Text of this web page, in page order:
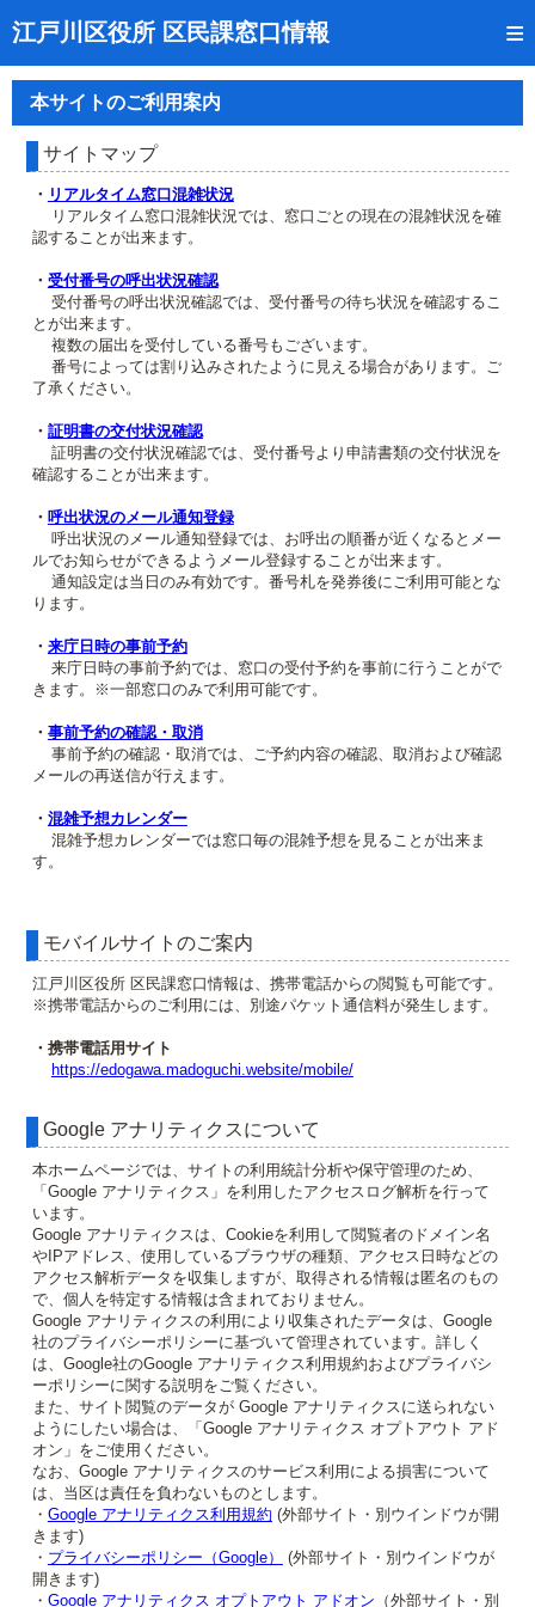
江戸川区役所 区民課窓口情報
トップページ
受付番号の呼出状況確認
証明書の交付状況確認
呼出状況のメール通知登録
来庁日時の事前予約
事前予約の確認・取消
混雑予想カレンダー
本サイトのご利用案内
本サイトのご利用案内
サイトマップ
・ リアルタイム窓口混雑状況
リアルタイム窓口混雑状況では、窓口ごとの現在の混雑状況を確
認することが出来ます。
・ 受付番号の呼出状況確認
受付番号の呼出状況確認では、受付番号の待ち状況を確認するこ
とが出来ます。
複数の届出を受付している番号もございます。
番号によっては割り込みされたように見える場合があります。ご
了承ください。
・ 証明書の交付状況確認
証明書の交付状況確認では、受付番号より申請書類の交付状況を
確認することが出来ます。
・ 呼出状況のメール通知登録
呼出状況のメール通知登録では、お呼出の順番が近くなるとメー
ルでお知らせができるようメール登録することが出来ます。
通知設定は当日のみ有効です。番号札を発券後にご利用可能とな
ります。
・ 来庁日時の事前予約
来庁日時の事前予約では、窓口の受付予約を事前に行うことがで
きます。※一部窓口のみで利用可能です。
・ 事前予約の確認・取消
事前予約の確認・取消では、ご予約内容の確認、取消および確認
メールの再送信が行えます。
・ 混雑予想カレンダー
混雑予想カレンダーでは窓口毎の混雑予想を見ることが出来ま
す。
モバイルサイトのご案内
江戸川区役所 区民課窓口情報は、携帯電話からの閲覧も可能です。
※携帯電話からのご利用には、別途パケット通信料が発生します。
・携帯電話用サイト
https://edogawa.madoguchi.website/mobile/
Google アナリティクスについて
本ホームページでは、サイトの利用統計分析や保守管理のため、
「Google アナリティクス」を利用したアクセスログ解析を行って
います。
Google アナリティクスは、Cookieを利用して閲覧者のドメイン名
やIPアドレス、使用しているブラウザの種類、アクセス日時などの
アクセス解析データを収集しますが、取得される情報は匿名のもの
で、個人を特定する情報は含まれておりません。
Google アナリティクスの利用により収集されたデータは、Google
社のプライバシーポリシーに基づいて管理されています。詳しく
は、Google社のGoogle アナリティクス利用規約およびプライバシ
ーポリシーに関する説明をご覧ください。
また、サイト閲覧のデータが Google アナリティクスに送られない
ようにしたい場合は、「Google アナリティクス オプトアウト アド
オン」をご使用ください。
なお、Google アナリティクスのサービス利用による損害について
は、当区は責任を負わないものとします。
・ Google アナリティクス利用規約 (外部サイト・別ウインドウが開
きます)
・ プライバシーポリシー（Google）
(外部サイト・別ウインドウが
開きます)
・ Google アナリティクス オプトアウト アドオン （外部サイト・別